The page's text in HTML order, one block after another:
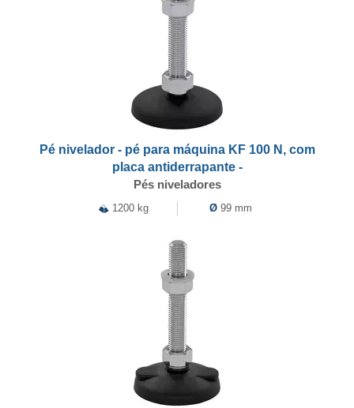
Pé nivelador - pé para máquina KF 100 N, com
placa antiderrapante -
Pés niveladores
1200 kg Ø 99 mm